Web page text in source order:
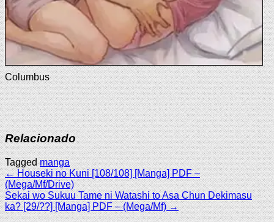
Columbus
Relacionado
Taggedmanga
Navegación
de
entradas
← Houseki no Kuni [108/108] [Manga] PDF –
(Mega/Mf/Drive)
Sekai wo Sukuu Tame ni Watashi to Asa Chun Dekimasu
ka? [29/??] [Manga] PDF – (Mega/Mf) →